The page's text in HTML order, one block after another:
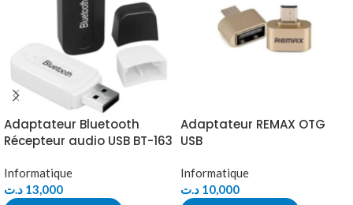
Adaptateur Bluetooth
Récepteur audio USB BT-163
Informatique
13,000 د.ت
Adaptateur REMAX OTG
USB
Informatique
10,000 د.ت